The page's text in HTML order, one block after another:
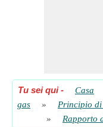
Tu sei qui- Casa
gas
»
Principio di
»
Rapporto